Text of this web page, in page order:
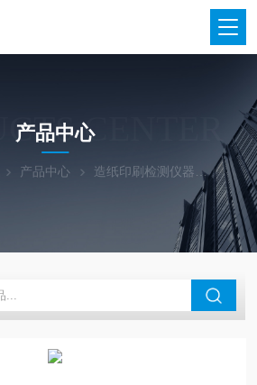
CENTER
产品中心
产品中心 造纸印刷检测仪器 纸张